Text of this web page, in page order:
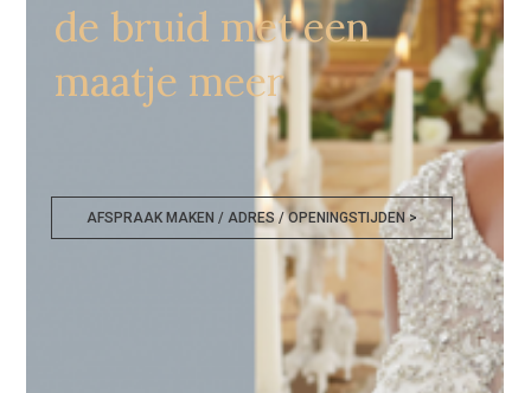
de bruid met een
maatje meer
AFSPRAAK MAKEN / ADRES / OPENINGSTIJDEN >